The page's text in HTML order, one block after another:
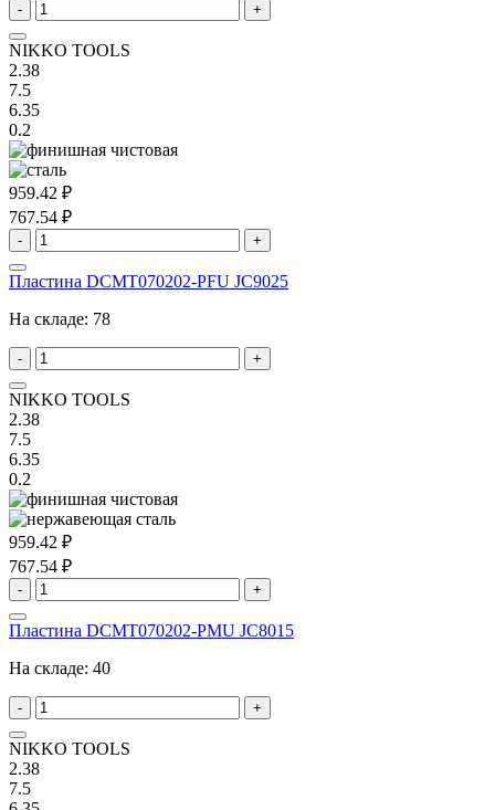
- +
NIKKO TOOLS
2.38
7.5
6.35
0.2
959.42 ₽
767.54 ₽
- +
Пластина DCMT070202-PFU JC9025
На складе: 78
- +
NIKKO TOOLS
2.38
7.5
6.35
0.2
959.42 ₽
767.54 ₽
- +
Пластина DCMT070202-PMU JC8015
На складе: 40
- +
NIKKO TOOLS
2.38
7.5